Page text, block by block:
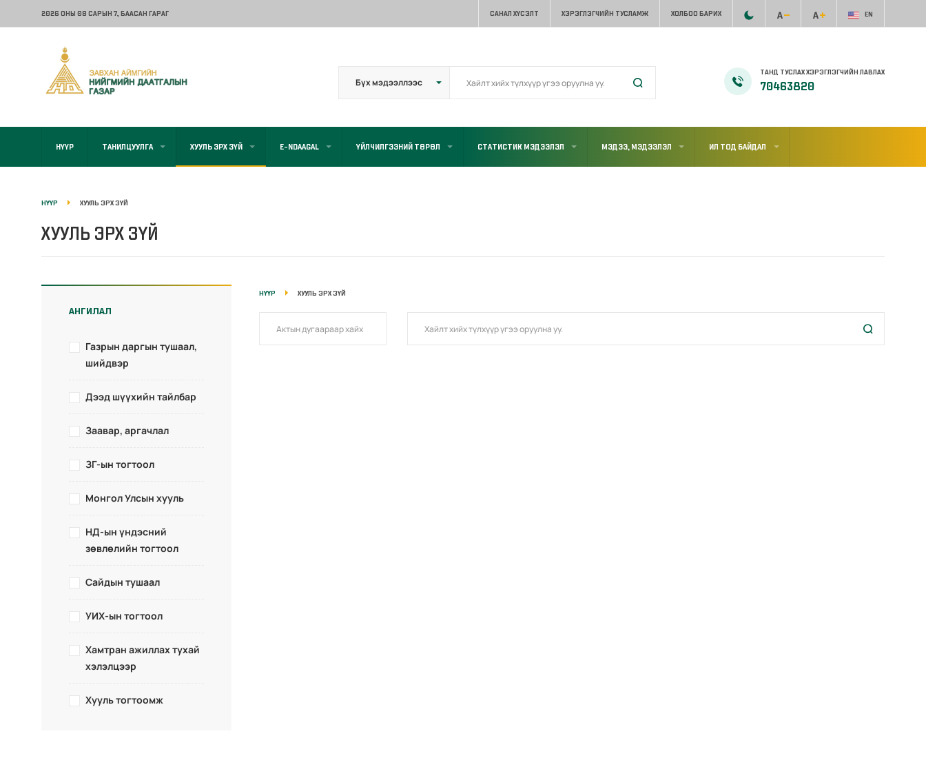
2026 ОНЫ 08 САРЫН 7, БААСАН ГАРАГ САНАЛ ХҮСЭЛТ ХЭРЭГЛЭГЧИЙН ТУСЛАМЖ ХОЛБОО БАРИХ EN
ТАНД ТУСЛАХ ХЭРЭГЛЭГЧИЙН ЛАВЛАХ
70463820
НҮҮР ТАНИЛЦУУЛГА ХУУЛЬ ЭРХ ЗҮЙ E-NDAAGAL ҮЙЛЧИЛГЭЭНИЙ ТӨРӨЛ СТАТИСТИК МЭДЭЭЛЭЛ МЭДЭЭ, МЭДЭЭЛЭЛ ИЛ ТОД БАЙДАЛ
НҮҮР ХУУЛЬ ЭРХ ЗҮЙ
ХУУЛЬ ЭРХ ЗҮЙ
АНГИЛАЛ
Газрын даргын тушаал,
шийдвэр
Дээд шүүхийн тайлбар
Заавар, аргачлал
ЗГ-ын тогтоол
Монгол Улсын хууль
НД-ын үндэсний
зөвлөлийн тогтоол
Сайдын тушаал
УИХ-ын тогтоол
Хамтран ажиллах тухай
хэлэлцээр
Хууль тогтоомж
НҮҮР ХУУЛЬ ЭРХ ЗҮЙ